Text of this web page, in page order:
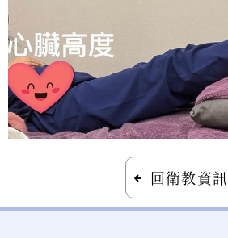
回衛教資訊